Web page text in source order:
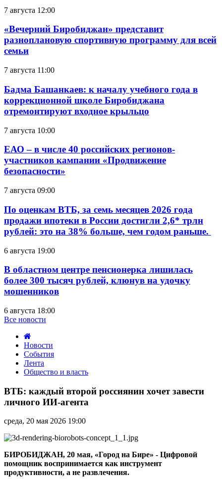
7 августа 12:00
«Вечерний Биробиджан» представит
разноплановую спортивную программу для всей
семьи
7 августа 11:00
Бадма Башанкаев: к началу учебного года в
коррекционной школе Биробиджана
отремонтируют входное крыльцо
7 августа 10:00
ЕАО – в числе 40 российских регионов-
участников кампании «Продвижение
безопасности»
7 августа 09:00
По оценкам ВТБ, за семь месяцев 2026 года
продажи ипотеки в России достигли 2,6* трлн
рублей: это на 38% больше, чем годом раньше.
6 августа 19:00
В областном центре пенсионерка лишилась
более 300 тысяч рублей, клюнув на удочку
мошенников
6 августа 18:00
Все новости
Новости
События
Лента
Общество и власть
каждый
второй
россиянин
завести
личного
ИИ-
агента
ВТБ: каждый второй россиянин хочет завести
личного ИИ-агента
среда, 20 мая 2026 19:00
БИРОБИДЖАН, 20 мая, «Город на Бире» - Цифровой
помощник воспринимается как инструмент
продуктивности, а не развлечения.